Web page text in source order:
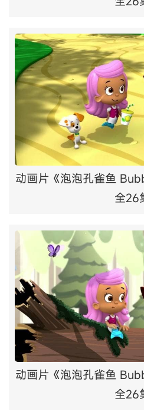
动画片《泡泡孔雀鱼
全26
动画片《泡泡孔雀鱼
全26